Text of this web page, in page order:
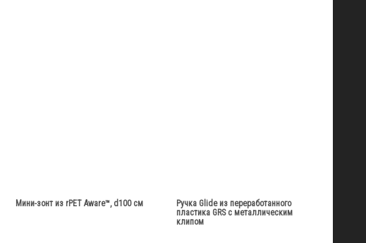
Мини-зонт из rPET Aware™, d100 см
Ручка Glide из переработанного
пластика GRS с металлическим
клипом